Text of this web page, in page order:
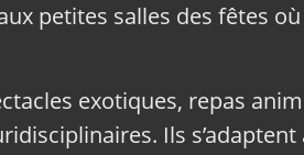
petites salles des fêtes
exotiques, repas
Ils s’adaptent